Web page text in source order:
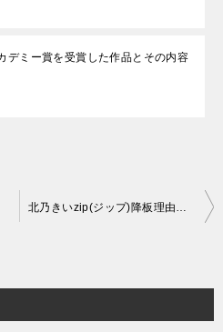
デミー賞を受賞した作品とその内容
北乃きいzip(ジップ)降板理由の真相！衝撃の事情とは？